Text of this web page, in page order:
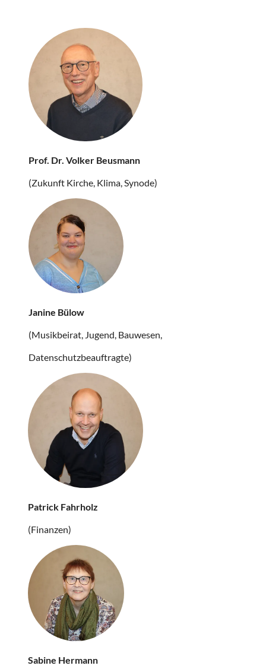
Prof. Dr. Volker Beusmann
(Zukunft Kirche, Klima, Synode)
Janine Bülow
(Musikbeirat, Jugend, Bauwesen,
Datenschutzbeauftragte)
Patrick Fahrholz
(Finanzen)
Sabine Hermann